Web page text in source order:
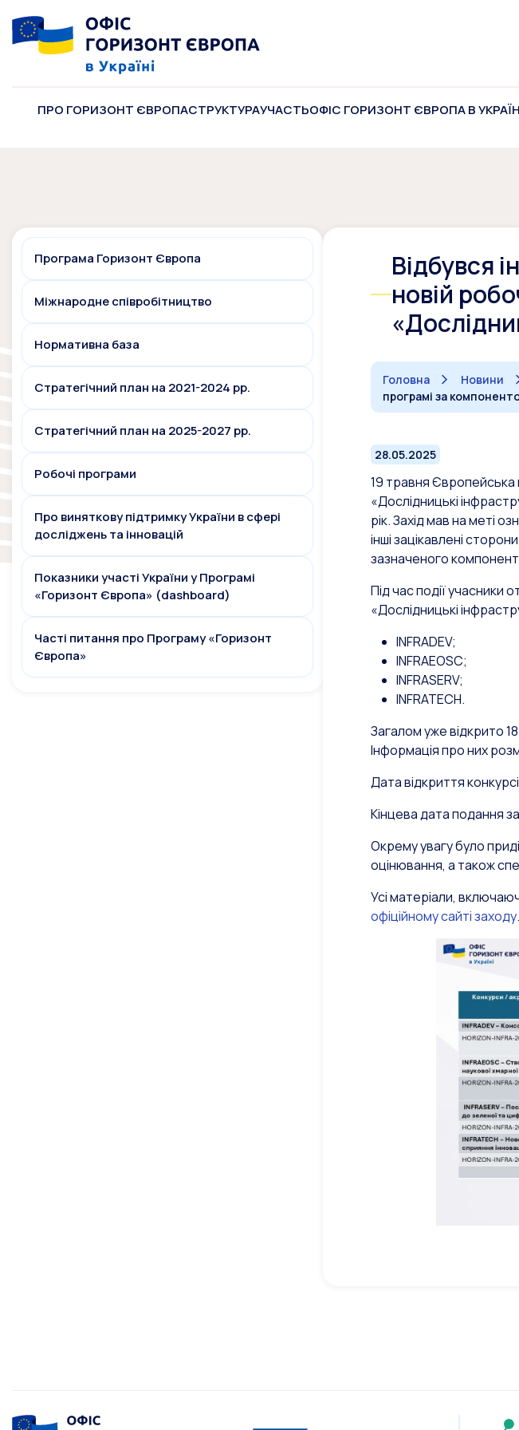
ПРО ГОРИЗОНТ ЄВРОПАСТРУКТУРАУЧАСТЬОФІС ГОРИЗОНТ ЄВРОПА В
Програма Горизонт Європа
Міжнародне співробітництво
Нормативна база
Стратегічний план на 2021-2024 рр.
Стратегічний план на 2025-2027 рр.
Робочі програми
Про виняткову підтримку України в сфері
досліджень та інновацій
Показники участі України у Програмі
«Горизонт Європа» (dashboard)
Часті питання про Програму «Горизонт
Європа»
Відбувся
новій
Головна Новини
програмі за
28.05.2025
19 травня Європейська
«Дослідницькі
рік. Захід мав на меті
інші зацікавлені
зазначеного
Під час події учасники
«Дослідницькі
INFRADEV;
INFRAEOSC;
INFRASERV;
INFRATECH.
Загалом уже відкрито
Інформація про них
Дата відкриття
Кінцева дата подання
Окрему увагу було
оцінювання, а також
Усі матеріали,
офіційному сайті заходу.